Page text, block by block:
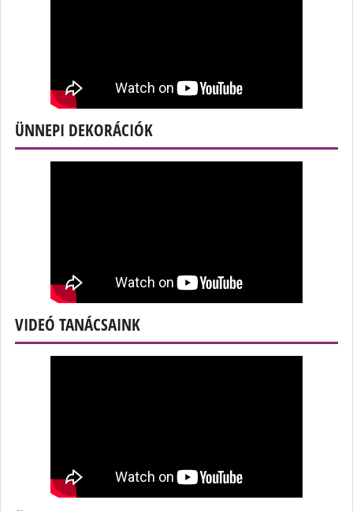
ÜNNEPI DEKORÁCIÓK
VIDEÓ TANÁCSAINK